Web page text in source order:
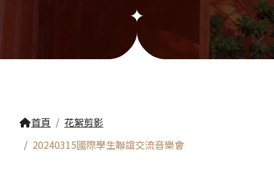
首頁
花絮剪影
20240315國際學生聯誼交流音樂會